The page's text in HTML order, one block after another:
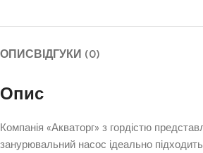
ОПИСВІДГУКИ (0)
Опис
Компанія «Акваторг» з гордістю
занурювальний насос ідеально